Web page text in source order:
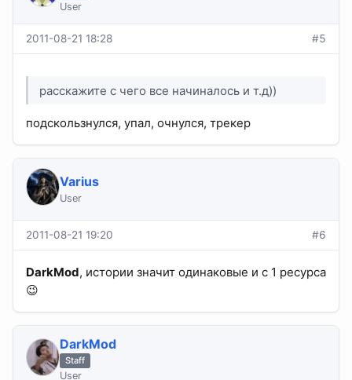
User
2011-08-21 18:28 #5
расскажите с чего все начиналось и т.д))
подскользнулся, упал, очнулся, трекер
Varius
User
2011-08-21 19:20 #6
DarkMod, истории значит одинаковые и с 1 ресурса
😉
DarkMod
Staff
User